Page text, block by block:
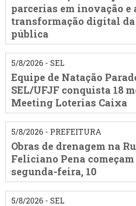
parcerias em inovação e
transformação digital da
pública
5/8/2026 - SEL
Equipe de Natação
SEL/UFJF conquista 18
Meeting Loterias Caixa
5/8/2026 - PREFEITURA
Obras de drenagem na
Feliciano Pena
segunda-feira, 10
5/8/2026 - SEL